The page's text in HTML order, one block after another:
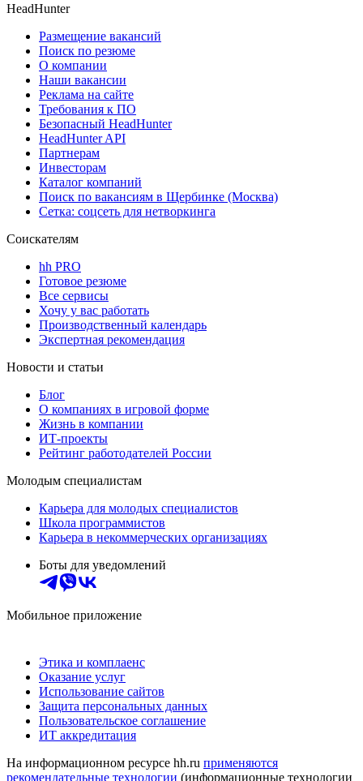
HeadHunter
Размещение вакансий
Поиск по резюме
О компании
Наши вакансии
Реклама на сайте
Требования к ПО
Безопасный HeadHunter
HeadHunter API
Партнерам
Инвесторам
Каталог компаний
Поиск по вакансиям в Щербинке (Москва)
Сетка: соцсеть для нетворкинга
Соискателям
hh PRO
Готовое резюме
Все сервисы
Хочу у вас работать
Производственный календарь
Экспертная рекомендация
Новости и статьи
Блог
О компаниях в игровой форме
Жизнь в компании
ИТ-проекты
Рейтинг работодателей России
Молодым специалистам
Карьера для молодых специалистов
Школа программистов
Карьера в некоммерческих организациях
Боты для уведомлений
Мобильное приложение
Этика и комплаенс
Оказание услуг
Использование сайтов
Защита персональных данных
Пользовательское соглашение
ИТ аккредитация
На информационном ресурсе hh.ru применяются
рекомендательные технологии (информационные технологии